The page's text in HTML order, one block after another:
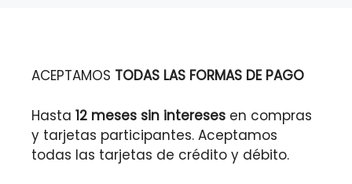
ACEPTAMOS TODAS LAS FORMAS DE PAGO
Hasta 12 meses sin intereses en compras
y tarjetas participantes. Aceptamos
todas las tarjetas de crédito y débito.